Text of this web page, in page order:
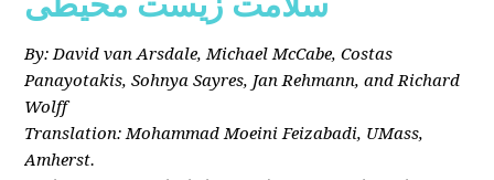
By: David van Arsdale, Michael McCabe, Costas
Panayotakis, Sohnya Sayres, Jan Rehmann, and Richard
Wolff
Translation: Mohammad Moeini Feizabadi, UMass,
Amherst.